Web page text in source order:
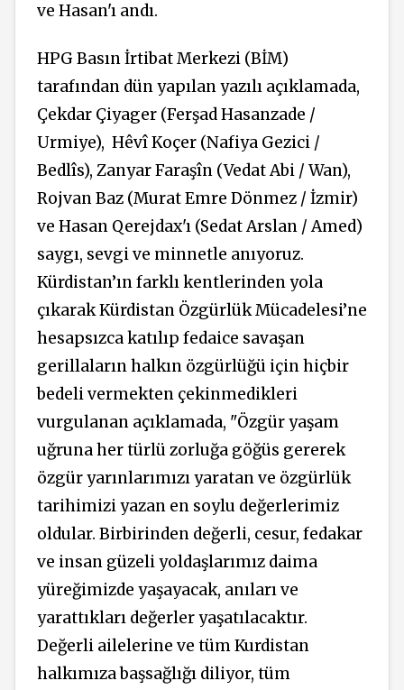
ve Hasan'ı andı.
HPG Basın İrtibat Merkezi (BİM)
tarafından dün yapılan yazılı açıklamada,
Çekdar Çiyager (Ferşad Hasanzade /
Urmiye), Hêvî Koçer (Nafiya Gezici /
Bedlîs), Zanyar Faraşîn (Vedat Abi / Wan),
Rojvan Baz (Murat Emre Dönmez / İzmir)
ve Hasan Qerejdax'ı (Sedat Arslan / Amed)
saygı, sevgi ve minnetle anıyoruz.
Kürdistan’ın farklı kentlerinden yola
çıkarak Kürdistan Özgürlük Mücadelesi’ne
hesapsızca katılıp fedaice savaşan
gerillaların halkın özgürlüğü için hiçbir
bedeli vermekten çekinmedikleri
vurgulanan açıklamada, "Özgür yaşam
uğruna her türlü zorluğa göğüs gererek
özgür yarınlarımızı yaratan ve özgürlük
tarihimizi yazan en soylu değerlerimiz
oldular. Birbirinden değerli, cesur, fedakar
ve insan güzeli yoldaşlarımız daima
yüreğimizde yaşayacak, anıları ve
yarattıkları değerler yaşatılacaktır.
Değerli ailelerine ve tüm Kurdistan
halkımıza başsağlığı diliyor, tüm